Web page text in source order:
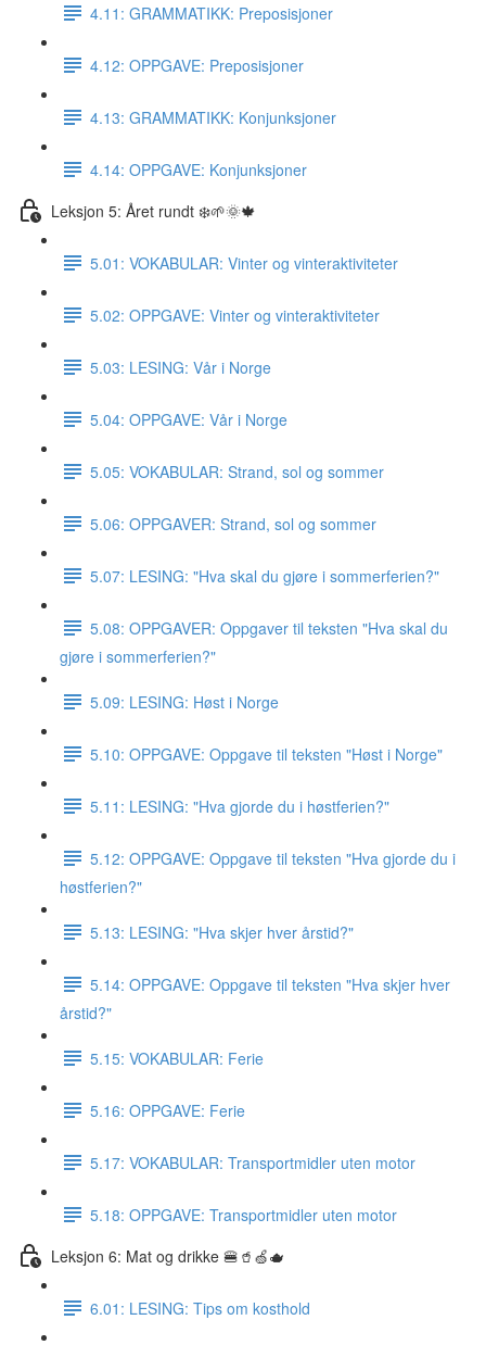
4.11: GRAMMATIKK: Preposisjoner
4.12: OPPGAVE: Preposisjoner
4.13: GRAMMATIKK: Konjunksjoner
4.14: OPPGAVE: Konjunksjoner
Leksjon 5: Året rundt ❄️🌱🌞🍁
5.01: VOKABULAR: Vinter og vinteraktiviteter
5.02: OPPGAVE: Vinter og vinteraktiviteter
5.03: LESING: Vår i Norge
5.04: OPPGAVE: Vår i Norge
5.05: VOKABULAR: Strand, sol og sommer
5.06: OPPGAVER: Strand, sol og sommer
5.07: LESING: "Hva skal du gjøre i sommerferien?"
5.08: OPPGAVER: Oppgaver til teksten "Hva skal du
gjøre i sommerferien?"
5.09: LESING: Høst i Norge
5.10: OPPGAVE: Oppgave til teksten "Høst i Norge"
5.11: LESING: "Hva gjorde du i høstferien?"
5.12: OPPGAVE: Oppgave til teksten "Hva gjorde du i
høstferien?"
5.13: LESING: "Hva skjer hver årstid?"
5.14: OPPGAVE: Oppgave til teksten "Hva skjer hver
årstid?"
5.15: VOKABULAR: Ferie
5.16: OPPGAVE: Ferie
5.17: VOKABULAR: Transportmidler uten motor
5.18: OPPGAVE: Transportmidler uten motor
Leksjon 6: Mat og drikke 🍔🥤🍏🫖
6.01: LESING: Tips om kosthold